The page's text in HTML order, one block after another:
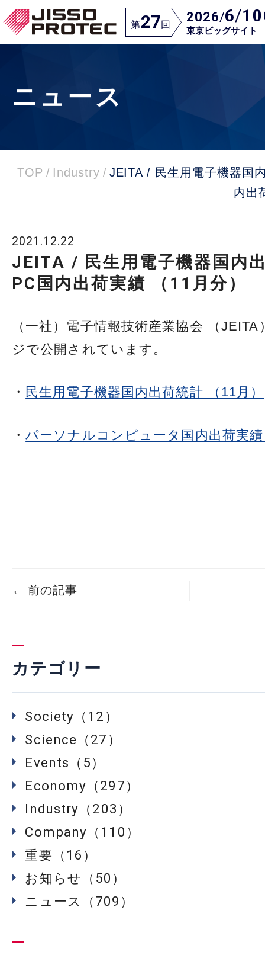
第27回 2026/6/10
東京ビッグサイト
ニュース
TOP / Industry / JEITA / 民生用電子機器国
内出
2021.12.22
JEITA / 民生用電子機器国内
PC国内出荷実績 （11月分）
（一社）電子情報技術産業協会 （
ジで公開されています。
・ 民生用電子機器国内出荷統計 （11月）
・パーソナルコンピュータ国内出荷実
← 前の記事
カテゴリー
Society（12）
Science（27）
Events（5）
Economy（297）
Industry（203）
Company（110）
重要（16）
お知らせ（50）
ニュース（709）